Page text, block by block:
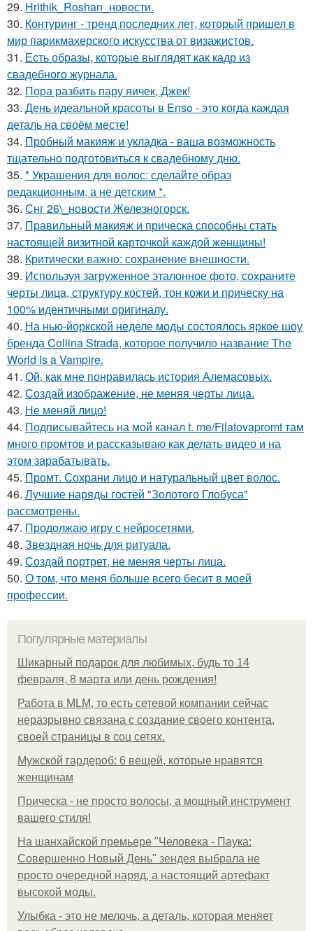
29. Hrithik_Roshan_новости.
30. Контуринг - тренд последних лет, который пришел в
мир парикмахерского искусства от визажистов.
31. Есть образы, которые выглядят как кадр из
свадебного журнала.
32. Пора разбить пару яичек, Джек!
33. День идеальной красоты в Enso - это когда каждая
деталь на своём месте!
34. Пробный макияж и укладка - ваша возможность
тщательно подготовиться к свадебному дню.
35. * Украшения для волос: сделайте образ
редакционным, а не детским *.
36. Снг 26\_новости Железногорск.
37. Правильный макияж и прическа способны стать
настоящей визитной карточкой каждой женщины!
38. Критически важно: сохранение внешности.
39. Используя загруженное эталонное фото, сохраните
черты лица, структуру костей, тон кожи и прическу на
100% идентичными оригиналу.
40. На нью-йоркской неделе моды состоялось яркое шоу
бренда Collina Strada, которое получило название The
World Is a Vampire.
41. Ой, как мне понравилась история Алемасовых.
42. Создай изображение, не меняя черты лица.
43. Не меняй лицо!
44. Подписывайтесь на мой канал t. me/Filatovapromt там
много промтов и рассказываю как делать видео и на
этом зарабатывать.
45. Промт. Сохрани лицо и натуральный цвет волос.
46. Лучшие наряды гостей "Золотого Глобуса"
рассмотрены.
47. Продолжаю игру с нейросетями.
48. Звездная ночь для ритуала.
49. Создай портрет, не меняя черты лица.
50. О том, что меня больше всего бесит в моей
профессии.
Популярные материалы
Шикарный подарок для любимых, будь то 14
февраля, 8 марта или день рождения!
Работа в MLM, то есть сетевой компании сейчас
неразрывно связана с создание своего контента,
своей страницы в соц сетях.
Мужской гардероб: 6 вещей, которые нравятся
женщинам
Прическа - не просто волосы, а мощный инструмент
вашего стиля!
На шанхайской премьере "Человека - Паука:
Совершенно Новый День" зендея выбрала не
просто очередной наряд, а настоящий артефакт
высокой моды.
Улыбка - это не мелочь, а деталь, которая меняет